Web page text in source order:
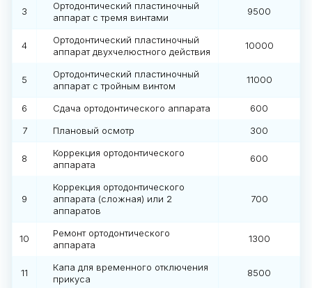
3
Ортодонтический пластиночный
аппарат с тремя винтами
9500
4
Ортодонтический пластиночный
аппарат двухчелюстного действия
10000
5
Ортодонтический пластиночный
аппарат с тройным винтом
11000
6 Сдача ортодонтического аппарата
600
7
Плановый осмотр 300
8
Коррекция ортодонтического
аппарата
600
9
Коррекция ортодонтического
аппарата (сложная) или 2
аппаратов
700
10
Ремонт ортодонтического
аппарата
1300
11
Капа для временного отключения
прикуса
8500